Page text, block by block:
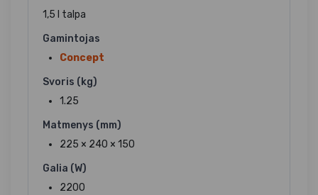
1,5 l talpa
Gamintojas
Concept
Svoris (kg)
1.25
Matmenys (mm)
225 × 240 × 150
Galia (W)
2200